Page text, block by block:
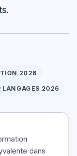
2026
LANGAGES 2026
dans